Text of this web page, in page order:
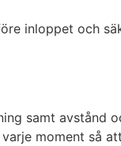
inloppet och
samt avstånd
moment så